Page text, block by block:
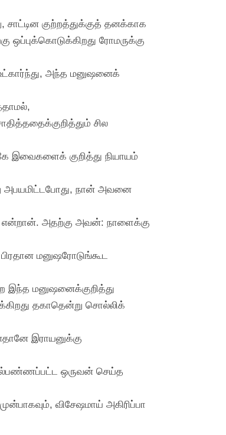
சாட்டின குற்றத்துக்குத் தனக்காக
ரோமருக்கு
அந்த மனுஷனைக்
சில
இவைகளைக் குறித்து நியாயம்
அபயமிட்டபோது, நான் அவனை
என்றான். அதற்கு அவன்: நாளைக்கு
மனுஷரோடுங்கூட
இந்த மனுஷனைக்குறித்து
தகாதென்று சொல்லிக்
இராயனுக்கு
ஒருவன் செய்த
விசேஷமாய் அகிரிப்பா